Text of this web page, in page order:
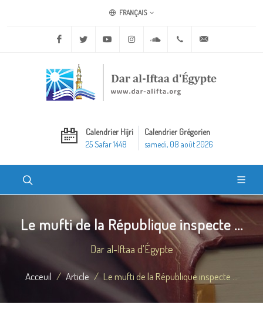
FRANÇAIS
Facebook Twitter Youtube Instagram Soundcloud+20 2 25970400
Calendrier Hijri
25 Safar 1448
Calendrier Grégorien
samedi, 08 août 2026
Le mufti de la République inspecte ...
Dar al-Iftaa d'Égypte
Acceuil Article Le mufti de la République inspecte ...